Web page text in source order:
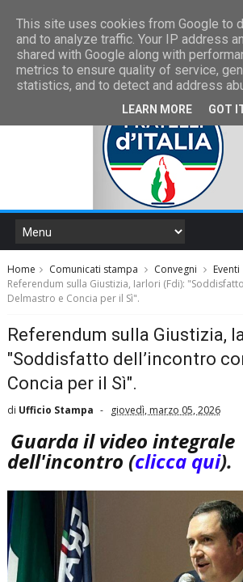
Home Comunicati stampa Convegni Eventi
Referendum sulla Giustizia, Iarlori (Fdi):
Delmastro e Concia per il Sì".
Referendum sulla Giustizia,
"Soddisfatto dell’incontro
Concia per il Sì".
di Ufficio Stampa giovedì, marzo 05, 2026
Guarda il video integrale
dell'incontro (clicca qui).
This site uses cookies from Google to
and to analyze traffic. Your IP address
shared with Google along with
metrics to ensure quality of service,
statistics, and to detect and address
LEARN MORE GOT